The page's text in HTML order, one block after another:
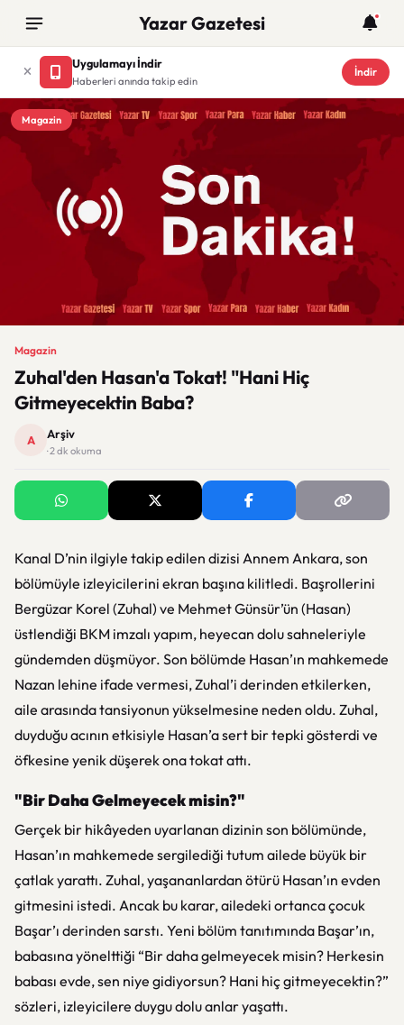
Yazar Gazetesi
Uygulamayı İndir
Haberleri anında takip edin
İndir
Magazin
Magazin
Zuhal'den Hasan'a Tokat! "Hani Hiç
Gitmeyecektin Baba?
A Arşiv
· 2 dk okuma
Kanal D’nin ilgiyle takip edilen dizisi Annem Ankara, son
bölümüyle izleyicilerini ekran başına kilitledi. Başrollerini
Bergüzar Korel (Zuhal) ve Mehmet Günsür’ün (Hasan)
üstlendiği BKM imzalı yapım, heyecan dolu sahneleriyle
gündemden düşmüyor. Son bölümde Hasan’ın mahkemede
Nazan lehine ifade vermesi, Zuhal’i derinden etkilerken,
aile arasında tansiyonun yükselmesine neden oldu. Zuhal,
duyduğu acının etkisiyle Hasan’a sert bir tepki gösterdi ve
öfkesine yenik düşerek ona tokat attı.
"Bir Daha Gelmeyecek misin?"
Gerçek bir hikâyeden uyarlanan dizinin son bölümünde,
Hasan’ın mahkemede sergilediği tutum ailede büyük bir
çatlak yarattı. Zuhal, yaşananlardan ötürü Hasan’ın evden
gitmesini istedi. Ancak bu karar, ailedeki ortanca çocuk
Başar’ı derinden sarstı. Yeni bölüm tanıtımında Başar’ın,
babasına yönelttiği “Bir daha gelmeyecek misin? Herkesin
babası evde, sen niye gidiyorsun? Hani hiç gitmeyecektin?”
sözleri, izleyicilere duygu dolu anlar yaşattı.